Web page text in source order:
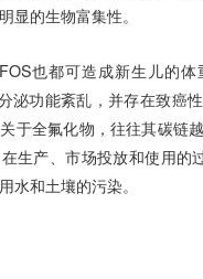
显的生物富集性。
也都可造成新生儿的体
泌功能紊乱，并存在致癌
于全氟化物，往往其碳链
生产、市场投放和使用的
水和土壤的污染。